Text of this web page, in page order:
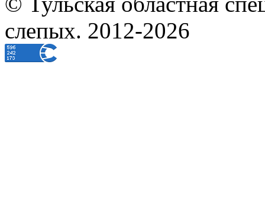
слепых. 2012-2026